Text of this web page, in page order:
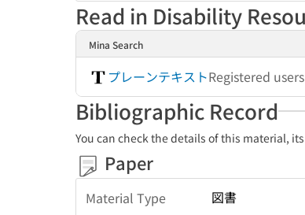
Read in Disability
Mina Search
プレーンテキストRegistered
Bibliographic Record
You can check the details of this material,
Paper
Material Type 図書